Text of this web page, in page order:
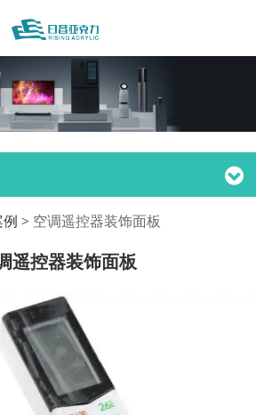
装饰面板
例 > 空调遥控器装饰面板
遥控器装饰面板